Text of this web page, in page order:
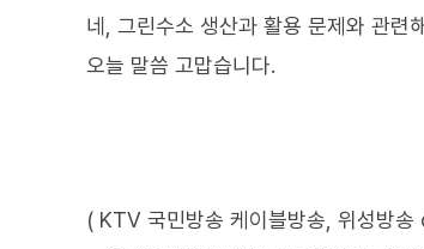
네, 그린수소 생산과 활용 문제와 관련
오늘 말씀 고맙습니다.
( KTV 국민방송 케이블방송, 위성방송